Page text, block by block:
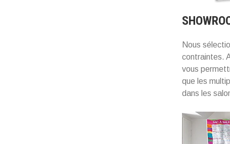
Nous
contraintes.
vous
que les
dans les